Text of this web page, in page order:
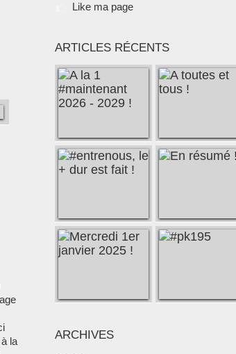
Like ma page
ARTICLES RÉCENTS
ARCHIVES